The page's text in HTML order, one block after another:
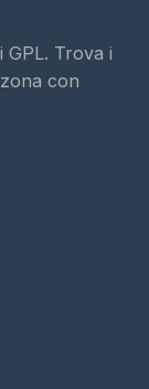
GPL. Trova i
con